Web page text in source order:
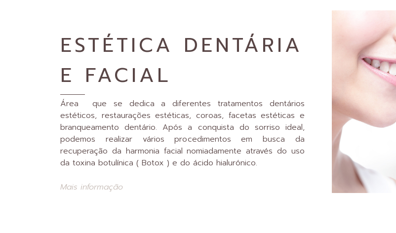
ESTÉTICA DENTÁRIA
E FACIAL
Área que se dedica a diferentes tratamentos dentários
estéticos, restaurações estéticas, coroas, facetas estéticas e
branqueamento dentário. Após a conquista do sorriso ideal,
podemos realizar vários procedimentos em busca da
recuperação da harmonia facial nomiadamente através do uso
da toxina botulínica ( Botox ) e do ácido hialurónico.
Mais informação